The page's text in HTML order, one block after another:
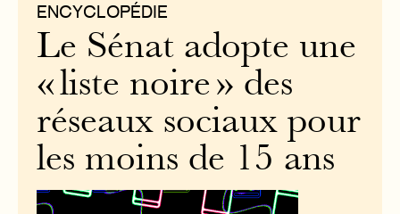
ENCYCLOPÉDIE
Le Sénat adopte une
« liste noire » des
réseaux sociaux pour
les moins de 15 ans